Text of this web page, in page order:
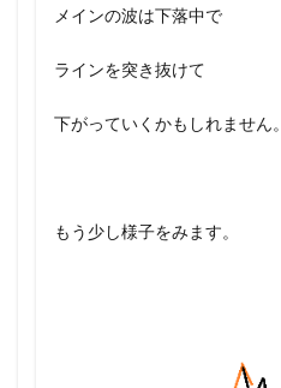
メインの波は下落中で
ラインを突き抜けて
下がっていくかもしれません。
もう少し様子をみます。